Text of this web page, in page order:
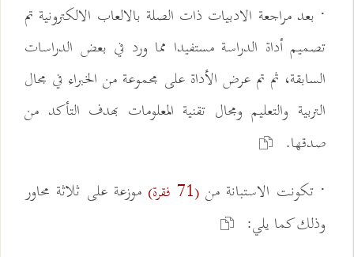
· بعد مراجعة الادبيات ذات الصلة بالالعاب الالكترونية تم
تصميم أداة الدراسة مستفيدا مما ورد في بعض الدراسات
السابقة، ثم تم عرض الأداة على مجموعة من الخبراء في مجال
التربية والتعليم ومجال تقنية المعلومات بهدف التأكد من
صدقها.
· تكونت الاستبانة من(71 فقرة)
موزعة على ثلاثة محاور
وذلك كما يلي: